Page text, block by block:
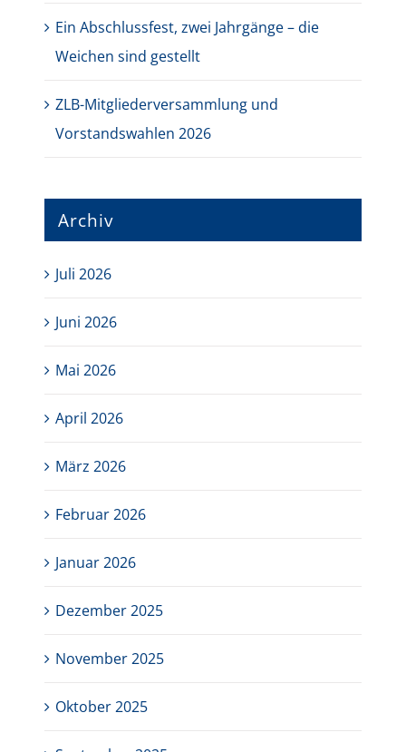
Ein Abschlussfest, zwei Jahrgänge – die
Weichen sind gestellt
ZLB-Mitgliederversammlung und
Vorstandswahlen 2026
Archiv
Juli 2026
Juni 2026
Mai 2026
April 2026
März 2026
Februar 2026
Januar 2026
Dezember 2025
November 2025
Oktober 2025